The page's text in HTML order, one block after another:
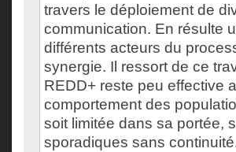
travers le déploiement de
communication. En résulte
différents acteurs du
synergie. Il ressort de ce
REDD+ reste peu effective
comportement des
soit limitée dans sa portée,
sporadiques sans